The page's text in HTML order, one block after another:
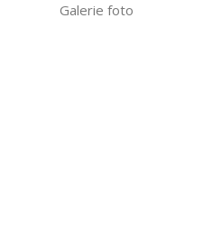
Galerie foto